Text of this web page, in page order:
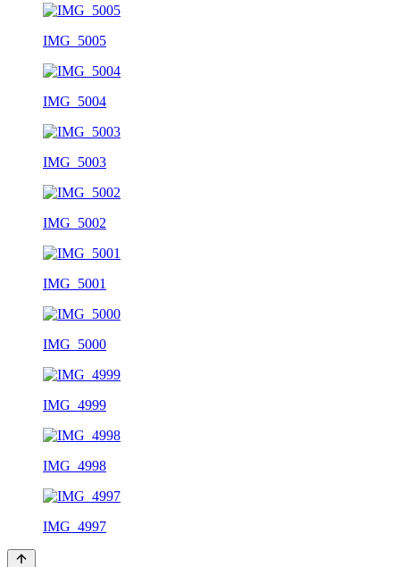
IMG_5005
IMG_5004
IMG_5003
IMG_5002
IMG_5001
IMG_5000
IMG_4999
IMG_4998
IMG_4997